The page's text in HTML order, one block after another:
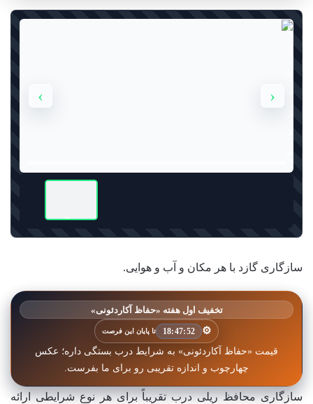
‹
›
سازگاری گازد با هر مکان و آب و هوایی.
تخفیف اول هفته «حفاظ آکاردئونی»
⚙️
18:47:49 تا پایان این فرصت
قیمت «حفاظ آکاردئونی» به شرایط درب بستگی داره؛ عکس
چهارچوب و اندازه تقریبی رو برای ما بفرست.
سازگاری محافظ ریلی درب تقریباً برای هر نوع شرایطی ارائه